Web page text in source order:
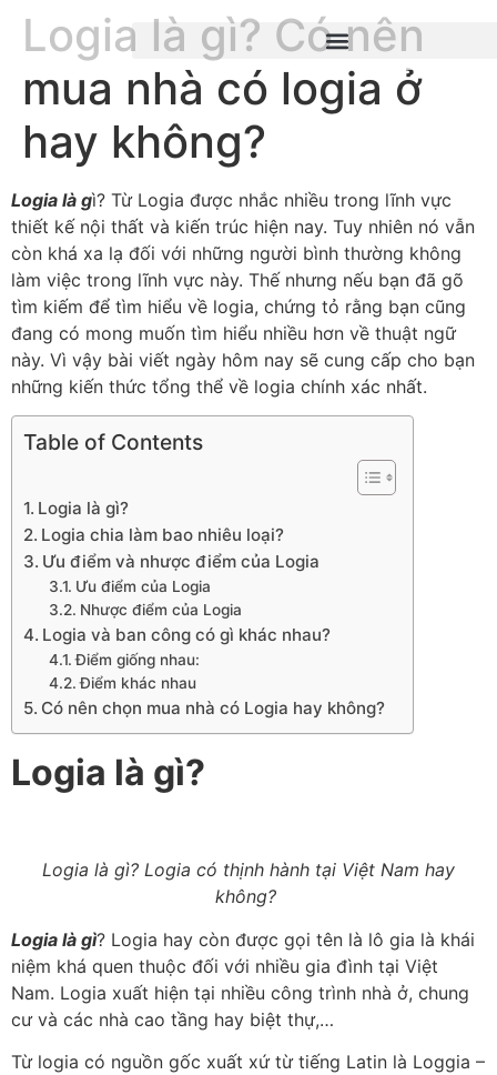
Logia là gì? Có nên
mua nhà có logia ở
hay không?
Logia là gì? Từ Logia được nhắc nhiều trong lĩnh vực
thiết kế nội thất và kiến trúc hiện nay. Tuy nhiên nó vẫn
còn khá xa lạ đối với những người bình thường không
làm việc trong lĩnh vực này. Thế nhưng nếu bạn đã gõ
tìm kiếm để tìm hiểu về logia, chứng tỏ rằng bạn cũng
đang có mong muốn tìm hiểu nhiều hơn về thuật ngữ
này. Vì vậy bài viết ngày hôm nay sẽ cung cấp cho bạn
những kiến thức tổng thể về logia chính xác nhất.
Table of Contents
Logia là gì?
Logia chia làm bao nhiêu loại?
Ưu điểm và nhược điểm của Logia
Ưu điểm của Logia
Nhược điểm của Logia
Logia và ban công có gì khác nhau?
Điểm giống nhau:
Điểm khác nhau
Có nên chọn mua nhà có Logia hay không?
Logia là gì?
Logia là gì? Logia có thịnh hành tại Việt Nam hay
không?
Logia là gì? Logia hay còn được gọi tên là lô gia là khái
niệm khá quen thuộc đối với nhiều gia đình tại Việt
Nam. Logia xuất hiện tại nhiều công trình nhà ở, chung
cư và các nhà cao tầng hay biệt thự,…
Từ logia có nguồn gốc xuất xứ từ tiếng Latin là Loggia –